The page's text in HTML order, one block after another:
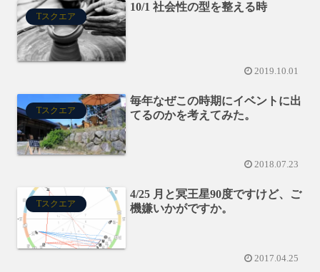
Tスクエア
10/1 社会性の型を整える時
2019.10.01
Tスクエア
毎年なぜこの時期にイベントに出
てるのかを考えてみた。
2018.07.23
Tスクエア
4/25 月と冥王星90度ですけど、ご
機嫌いかがですか。
2017.04.25